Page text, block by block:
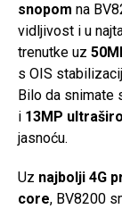
snopom na
vidljivost i u
trenutke uz
s OIS
Bilo da snimate
i 13MP
jasnoću.
Uz najbolji 4G
core, BV8200